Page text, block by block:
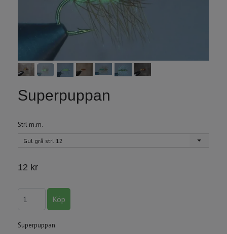
Superpuppan
Strl m.m.
Gul grå strl 12
12 kr
Superpuppan.